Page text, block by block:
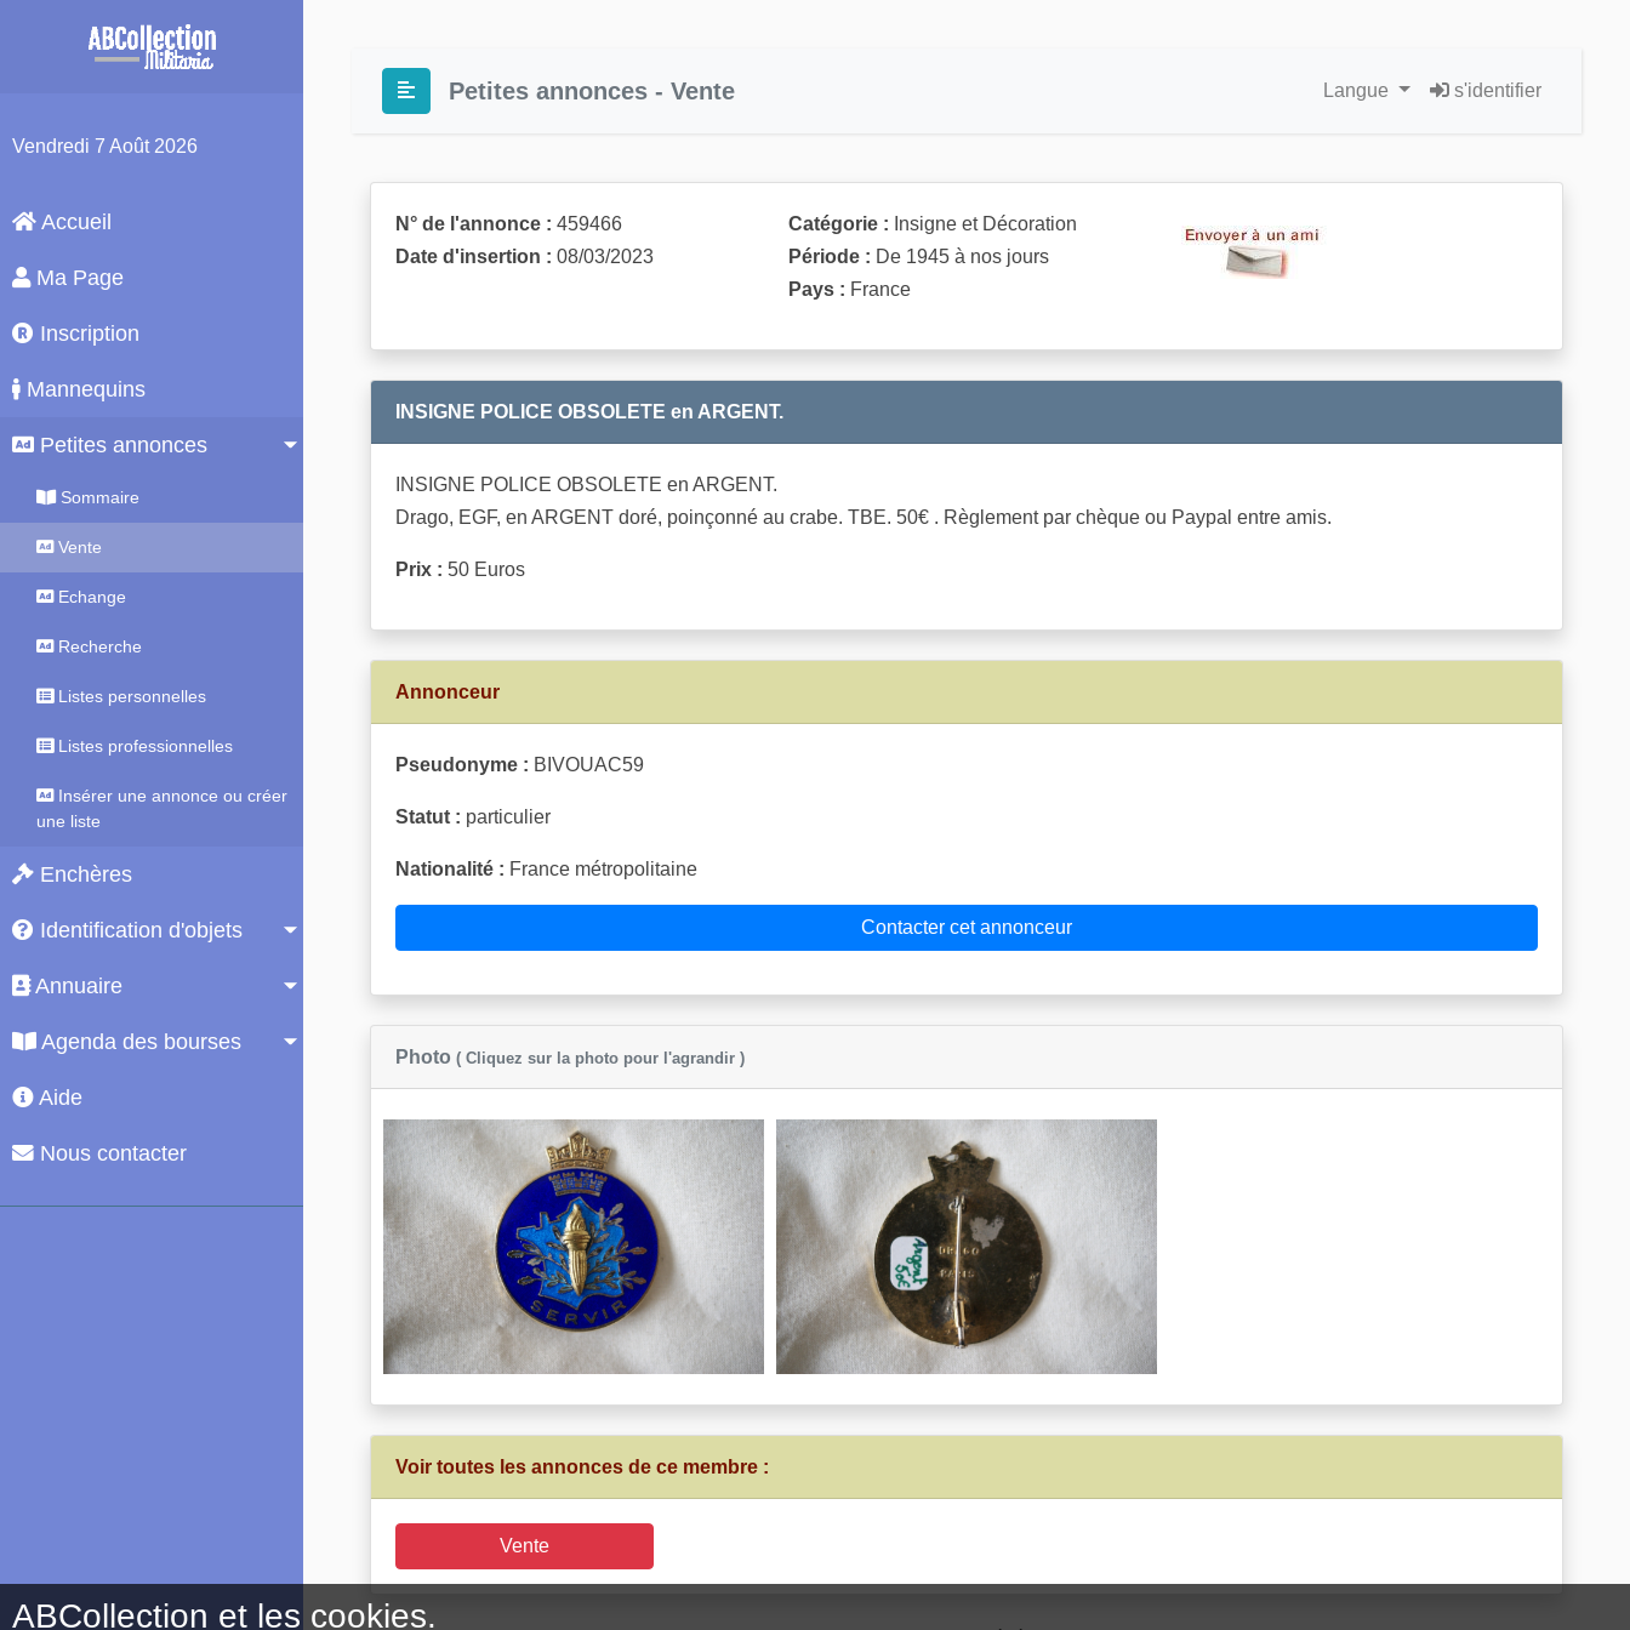
Vendredi 7 Août 2026
Accueil
Ma Page
Inscription
Mannequins
Petites annonces
Sommaire
Vente
Echange
Recherche
Listes personnelles
Listes professionnelles
Insérer une annonce ou créer
une liste
Enchères
Identification d'objets
Annuaire
Agenda des bourses
Aide
Nous contacter
Petites annonces - Vente Langue s'identifier
N° de l'annonce : 459466
Date d'insertion : 08/03/2023
Catégorie : Insigne et Décoration
Période : De 1945 à nos jours
Pays : France
INSIGNE POLICE OBSOLETE en ARGENT.
INSIGNE POLICE OBSOLETE en ARGENT.
Drago, EGF, en ARGENT doré, poinçonné au crabe. TBE. 50€ . Règlement par chèque ou Paypal entre amis.
Prix : 50 Euros
Annonceur
Pseudonyme : BIVOUAC59
Statut : particulier
Nationalité : France métropolitaine
Contacter cet annonceur
Photo ( Cliquez sur la photo pour l'agrandir )
Voir toutes les annonces de ce membre :
Vente
ABCollection et les cookies.